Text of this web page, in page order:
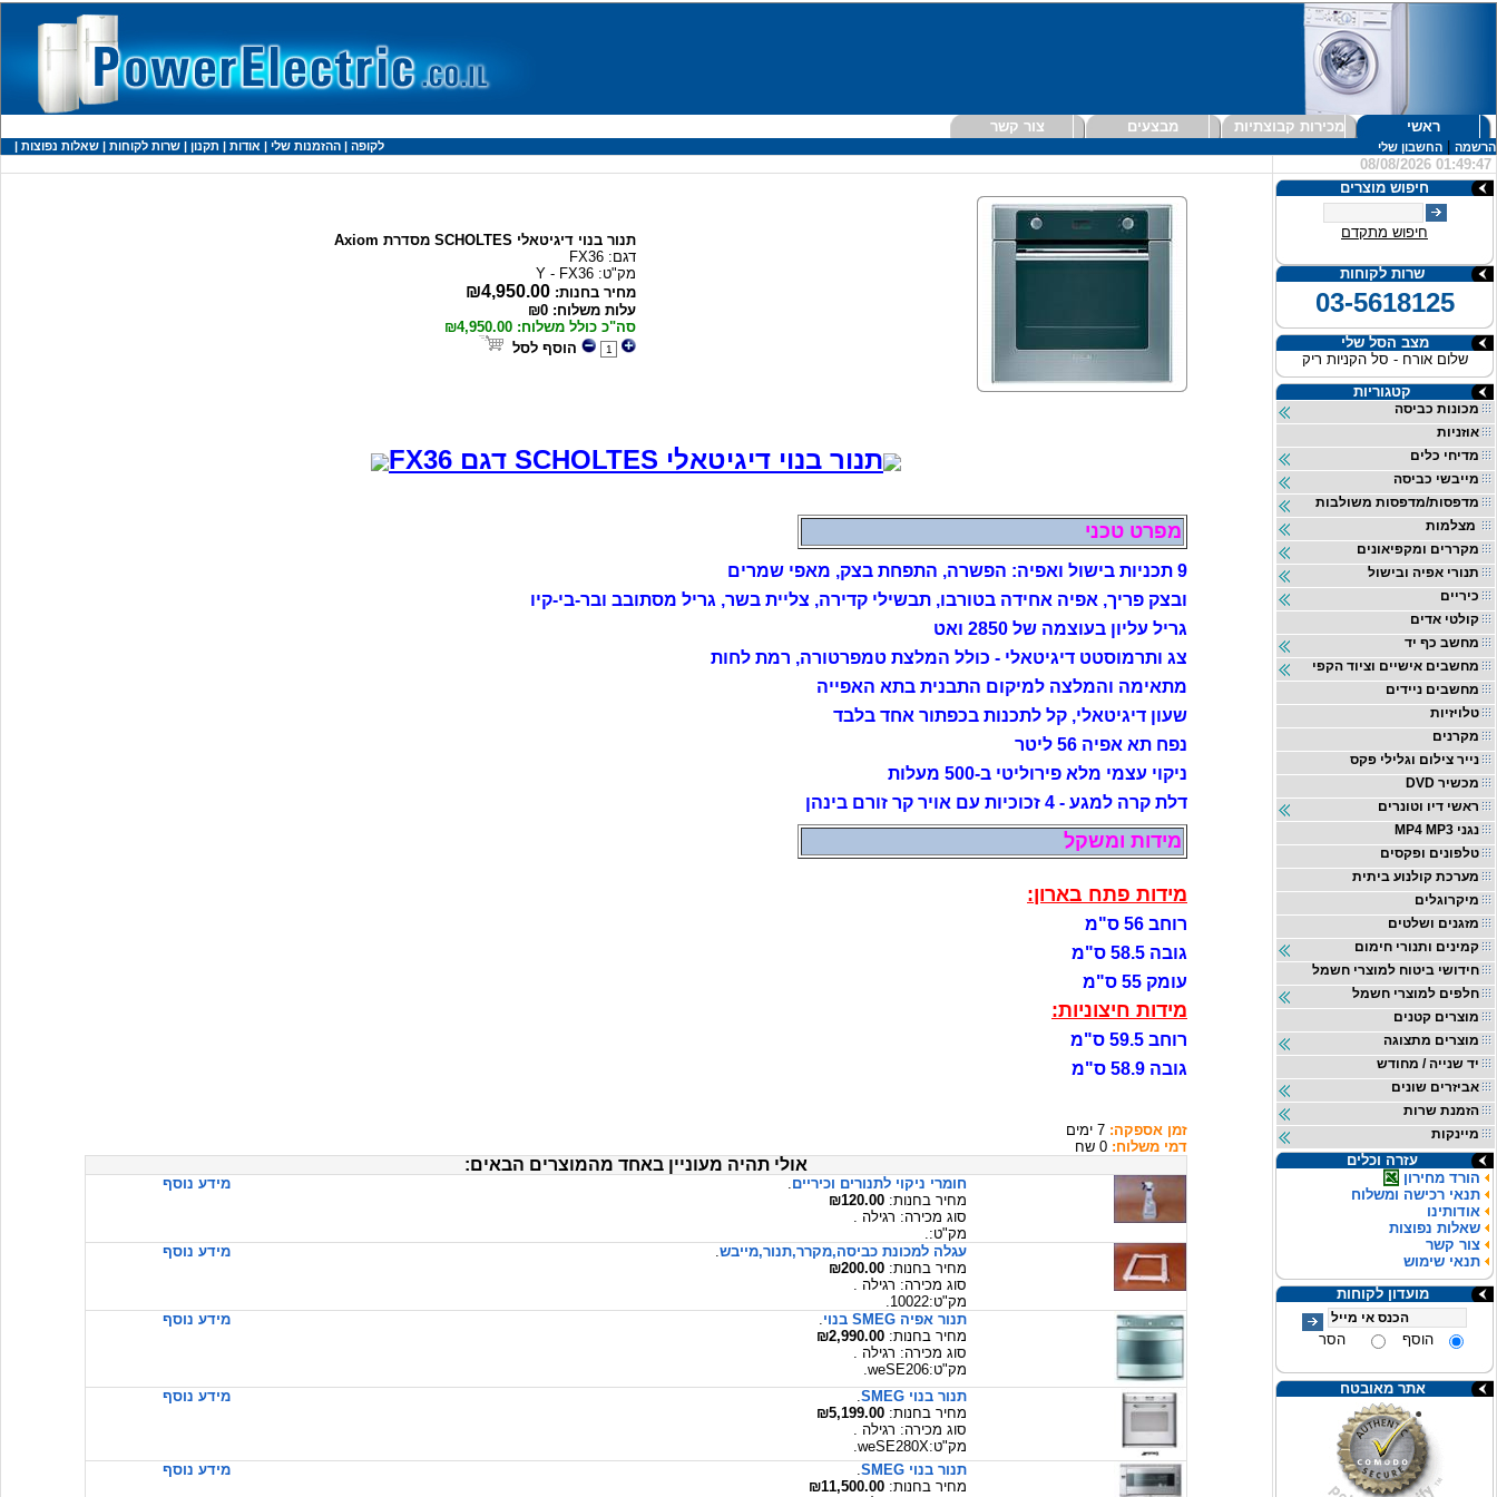
ראשי מכירות קבוצתיות מבצעים צור קשר
לקופה | ההזמנות שלי | אודות | תקנון | שרות לקוחות | שאלות נפוצות | הרשמה החשבון שלי
08/08/2026 01:49:47
תנור בנוי דיגיטאלי SCHOLTES מסדרת Axiom
דגם: FX36
מק"ט: Y - FX36
מחיר בחנות: ₪4,950.00
עלות משלוח: ₪0
סה"כ כולל משלוח: ₪4,950.00
הוסף לסל
תנור בנוי דיגיטאלי SCHOLTES דגם FX36
מפרט טכני
9 תכניות בישול ואפיה: הפשרה, התפחת בצק, מאפי שמרים
ובצק פריך, אפיה אחידה בטורבו, תבשילי קדירה, צליית בשר, גריל מסתובב ובר-בי-קיו
גריל עליון בעוצמה של 2850 ואט
צג ותרמוסטט דיגיטאלי - כולל המלצת טמפרטורה, רמת לחות
מתאימה והמלצה למיקום התבנית בתא האפייה
שעון דיגיטאלי, קל לתכנות בכפתור אחד בלבד
נפח תא אפיה 56 ליטר
ניקוי עצמי מלא פירוליטי ב-500 מעלות
דלת קרה למגע - 4 זכוכיות עם אויר קר זורם בינהן
מידות ומשקל
מידות פתח בארון:
רוחב 56 ס"מ
גובה 58.5 ס"מ
עומק 55 ס"מ
מידות חיצוניות:
רוחב 59.5 ס"מ
גובה 58.9 ס"מ
זמן אספקה: 7 ימים
דמי משלוח: 0 שח
אולי תהיה מעוניין באחד מהמוצרים הבאים:
מידע נוסף חומרי ניקוי לתנורים וכיריים
מחיר בחנות: ₪120.00
סוג מכירה: רגילה .
מק"ט:.
מידע נוסף
עגלה למכונת כביסה,מקרר,תנור,מייבש
מחיר בחנות: ₪200.00
סוג מכירה: רגילה .
מק"ט:10022.
מידע נוסף
תנור אפיה SMEG בנוי
מחיר בחנות: ₪2,990.00
סוג מכירה: רגילה .
מק"ט:weSE206.
מידע נוסף
תנור בנוי SMEG
מחיר בחנות: ₪5,199.00
סוג מכירה: רגילה .
מק"ט:weSE280X.
מידע נוסף
תנור בנוי SMEG
מחיר בחנות: ₪11,500.00
חיפוש מוצרים
חיפוש מתקדם
שרות לקוחות
03-5618125
מצב הסל שלי
שלום אורח - סל הקניות ריק
קטגוריות
עזרה וכלים
הורד מחירון
תנאי רכישה ומשלוח
אודותינו
שאלות נפוצות
צור קשר
תנאי שימוש
מועדון לקוחות
הסר הוסף
אתר מאובטח